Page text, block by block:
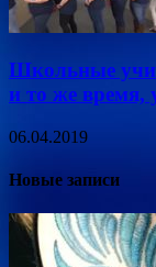
Школьные
и то же время,
06.04.2019
Новые записи